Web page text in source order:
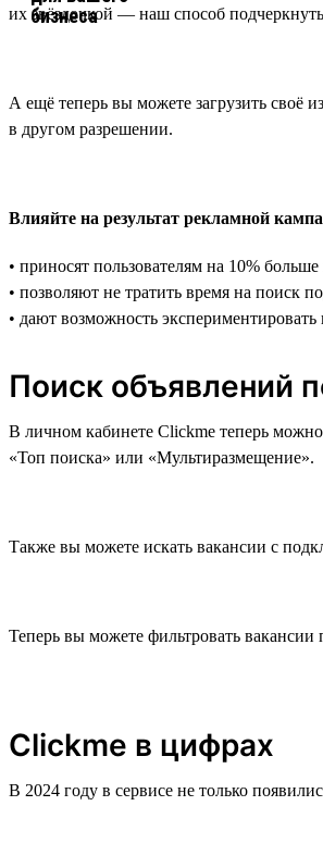
их звёздочкой — наш способ
А ещё теперь вы можете загрузить своё
в другом разрешении.
Влияйте на результат рекламной
• приносят пользователям на 10%
• позволяют не тратить время на поиск
• дают возможность
Поиск объявлений
В личном кабинете Clickme теперь
«Топ поиска» или «Мультиразмещение».
Также вы можете искать вакансии с
Теперь вы можете фильтровать вакансии
Clickme в цифрах
В 2024 году в сервисе не только